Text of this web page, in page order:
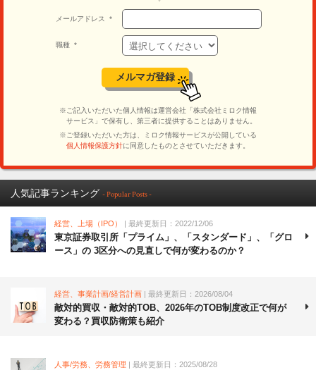
人気記事ランキング - Popular Posts -
経営、上場（IPO） | 最終更新日：2022/12/06
東京証券取引所「プライム」、「スタンダード」、「グロ
ース」の 3区分への見直しで何が変わるのか？
経営、事業計画/経営計画 | 最終更新日：2026/08/04
敵対的買収・敵対的TOB、2026年のTOB制度改正で何が
変わる？買収防衛策も紹介
人事/労務、労務管理 | 最終更新日：2025/08/28